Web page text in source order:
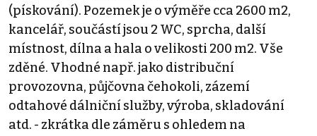
(pískování). Pozemek je o výměře cca 2600 m2,
kancelář, součástí jsou 2 WC, sprcha, další
místnost, dílna a hala o velikosti 200 m2. Vše
zděné. Vhodné např. jako distribuční
provozovna, půjčovna čehokoli, zázemí
odtahové dálniční služby, výroba, skladování
atd. - zkrátka dle záměru s ohledem na